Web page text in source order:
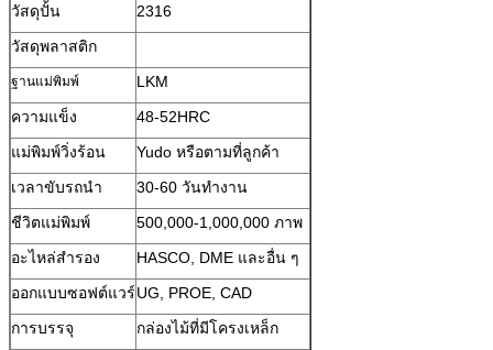
วัสดุปั้น
2316
วัสดุพลาสติก
ฐานแม่พิมพ์
LKM
ความแข็ง
48-52HRC
แม่พิมพ์วิ่งร้อน
Yudo หรือตามที่ลูกค้า
เวลาขับรถนำ
30-60 วันทำงาน
ชีวิตแม่พิมพ์
500,000-1,000,000 ภาพ
อะไหล่สำรอง
HASCO, DME และอื่น ๆ
ออกแบบซอฟต์แวร์UG, PROE, CAD
การบรรจุ
กล่องไม้ที่มีโครงเหล็ก